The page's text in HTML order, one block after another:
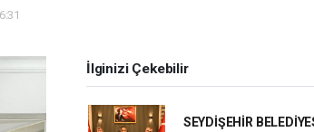
İlginizi Çekebilir
SEYDİŞEHİR